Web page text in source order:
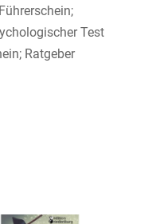
Test
Ratgeber